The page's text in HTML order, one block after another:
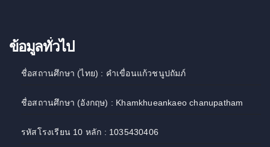
ข้อมูลทั่วไป
ชื่อสถานศึกษา (ไทย) : คำเขื่อนแก้วชนูปถัมภ์
ชื่อสถานศึกษา (อังกฤษ) : Khamkhueankaeo chanupatham
รหัสโรงเรียน 10 หลัก : 1035430406